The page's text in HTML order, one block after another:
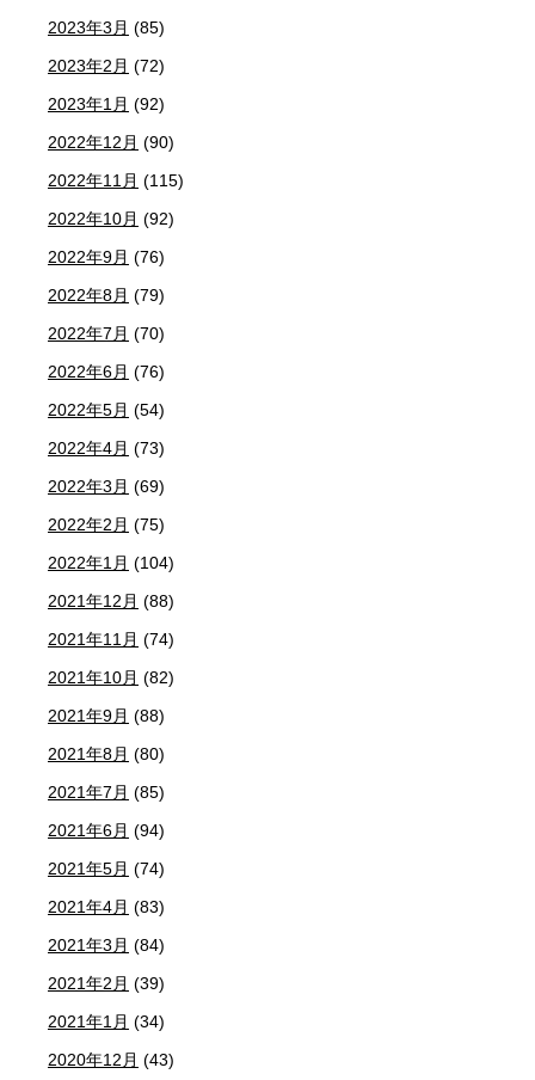
2023年3月 (85)
2023年2月 (72)
2023年1月 (92)
2022年12月 (90)
2022年11月 (115)
2022年10月 (92)
2022年9月 (76)
2022年8月 (79)
2022年7月 (70)
2022年6月 (76)
2022年5月 (54)
2022年4月 (73)
2022年3月 (69)
2022年2月 (75)
2022年1月 (104)
2021年12月 (88)
2021年11月 (74)
2021年10月 (82)
2021年9月 (88)
2021年8月 (80)
2021年7月 (85)
2021年6月 (94)
2021年5月 (74)
2021年4月 (83)
2021年3月 (84)
2021年2月 (39)
2021年1月 (34)
2020年12月 (43)